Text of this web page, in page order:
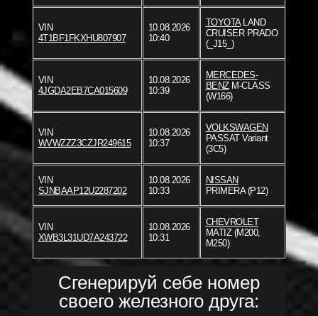
VIN
4T1BF1FKXHU807907
10.08.2026
10:40
TOYOTALAND
CRUISER PRADO
(_J15_)
VIN
4JGDA2EB7CA015609
10.08.2026
10:39
MERCEDES-
BENZM-CLASS
(W166)
VIN
WVWZZZ3CZJR249615
10.08.2026
10:37
VOLKSWAGEN
PASSAT Variant
(3C5)
VIN
SJNBAAP12U2287202
10.08.2026
10:33
NISSAN
PRIMERA (P12)
VIN
XWB3L31UD7A243722
10.08.2026
10:31
CHEVROLET
MATIZ (M200,
M250)
Сгенерируй себе номер
своего железного друга: